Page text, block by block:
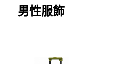
男性服飾